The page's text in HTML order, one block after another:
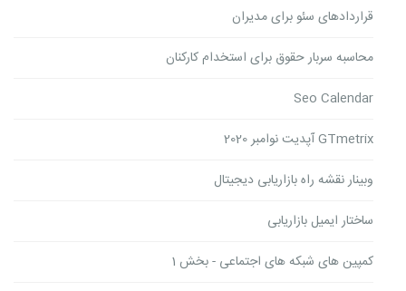
قراردادهای سئو برای مدیران
محاسبه سربار حقوق برای استخدام کارکنان
Seo Calendar
GTmetrix آپدیت نوامبر 2020
وبینار نقشه راه بازاریابی دیجیتال
ساختار ایمیل بازاریابی
کمپین های شبکه های اجتماعی - بخش 1